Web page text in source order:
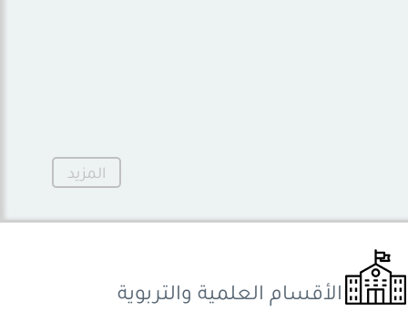
المزيد
الأقسام العلمية والتربوية